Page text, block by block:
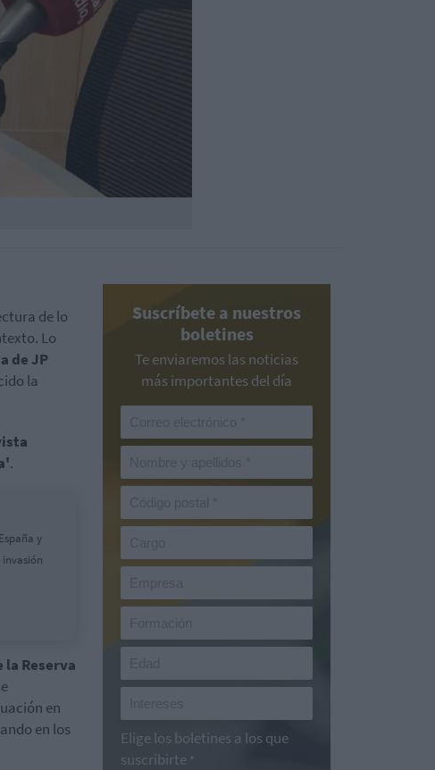
de lo
Lo
de JP
la
.
y
Reserva
en
en los
Suscríbete a nuestros
boletines
Te enviaremos las noticias
más importantes del día
Elige los boletines a los que
suscribirte *